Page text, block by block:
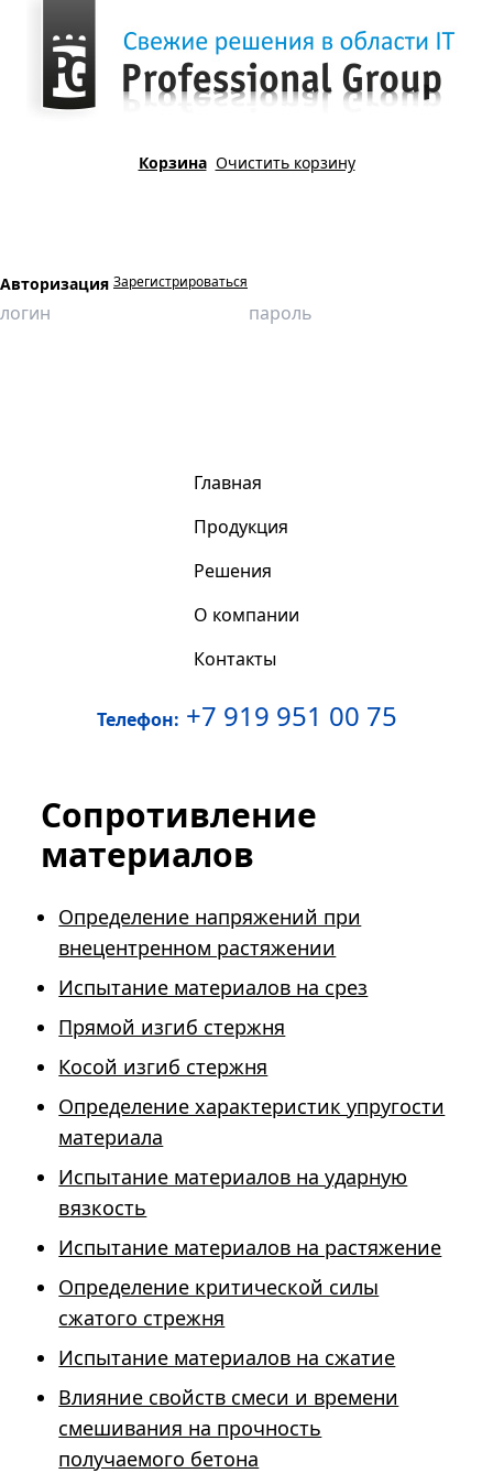
Корзина Очистить корзину
Авторизация Зарегистрироваться
Главная
Продукция
Решения
О компании
Контакты
Телефон: +7 919 951 00 75
Сопротивление
материалов
Определение напряжений при
внецентренном растяжении
Испытание материалов на срез
Прямой изгиб стержня
Косой изгиб стержня
Определение характеристик упругости
материала
Испытание материалов на ударную
вязкость
Испытание материалов на растяжение
Определение критической силы
сжатого стрежня
Испытание материалов на сжатие
Влияние свойств смеси и времени
смешивания на прочность
получаемого бетона